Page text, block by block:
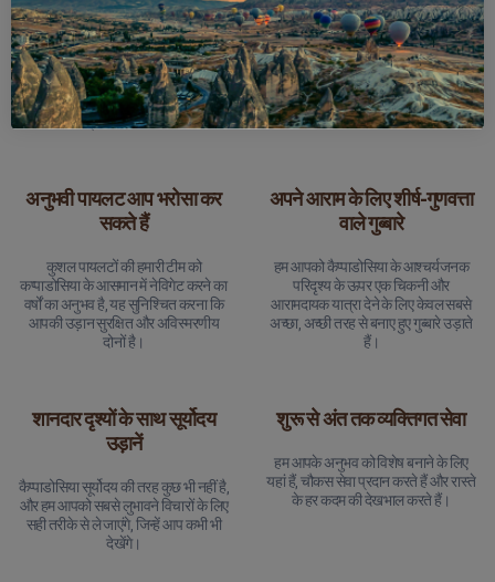
24 घंटे मनी-बैक गारंटी
यदि आपको अपने दौरे से 24 घंटे पहले तक
रद्द करने की आवश्यकता है, तो हम पूर्ण
धनवापसी विकल्प के साथ मन की शांति
प्रदान करते हैं।
व्यापक टूर बीमा
हर उड़ान पूरी तरह से बीमित है, इसलिए आप
बिना किसी चिंता के अनुभव का आनंद लेने पर
ध्यान केंद्रित कर सकते हैं।
अनुभवी पायलट आप भरोसा कर
सकते हैं
कुशल पायलटों की हमारी टीम को
कप्पाडोसिया के आसमान में नेविगेट करने का
वर्षों का अनुभव है, यह सुनिश्चित करना कि
आपकी उड़ान सुरक्षित और अविस्मरणीय
दोनों है।
अपने आराम के लिए शीर्ष-गुणवत्ता
वाले गुब्बारे
हम आपको कैप्पाडोसिया के आश्चर्यजनक
परिदृश्य के ऊपर एक चिकनी और
आरामदायक यात्रा देने के लिए केवल सबसे
अच्छा, अच्छी तरह से बनाए हुए गुब्बारे उड़ाते
हैं।
शानदार दृश्यों के साथ सूर्योदय
उड़ानें
कैप्पाडोसिया सूर्योदय की तरह कुछ भी नहीं है,
और हम आपको सबसे लुभावने विचारों के लिए
सही तरीके से ले जाएंगे, जिन्हें आप कभी भी
देखेंगे।
शुरू से अंत तक व्यक्तिगत सेवा
हम आपके अनुभव को विशेष बनाने के लिए
यहां हैं, चौकस सेवा प्रदान करते हैं और रास्ते
के हर कदम की देखभाल करते हैं।